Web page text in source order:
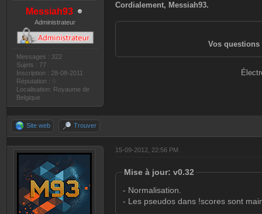
Messiah93
Administrateur
Messages : 322
Sujets : 77
Inscription : 28-08-2011
Réputation :
Localisation: Royaume de
Belgique
Cordialement, Messiah93.
Vos questions
Site web Trouver
15-09-2012, 22:56 PM
Mise à jour: v0.32
- Normalisation.
- Les pseudos dans !scores sont